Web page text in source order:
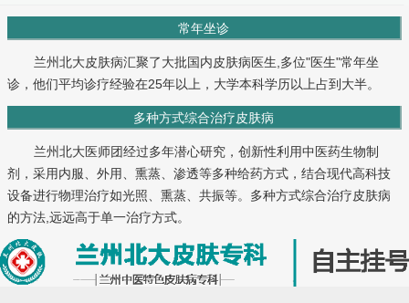
常年坐诊
兰州北大皮肤病汇聚了大批国内皮肤病医生,多位"医生"常年坐
诊，他们平均诊疗经验在25年以上，大学本科学历以上占到大半。
多种方式综合治疗皮肤病
兰州北大医师团经过多年潜心研究，创新性利用中医药生物制
剂，采用内服、外用、熏蒸、渗透等多种给药方式，结合现代高科技
设备进行物理治疗如光照、熏蒸、共振等。多种方式综合治疗皮肤病
的方法,远远高于单一治疗方式。